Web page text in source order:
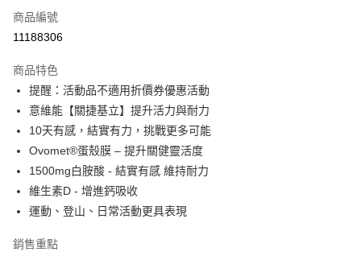
【「AFTEE先享後付」結帳流程】
２．訂單成立數日內，您將收到繳費通知簡訊。
３．收到繳費通知簡訊後14天內，點擊此簡訊中的連結，可透過四大超商／
ATM／網路銀行／等多元方式進行付款，方視為交易完成。
※ 請注意：結帳手續完成當下不需立刻繳費，但若您需要取消訂單，請聯絡
購買商品的店家。未經商家同意取消之訂單仍視為有效，需透過AFTEE先享
後付繳納相關費用。
※ 交易是否成功請以「AFTEE先享後付 」之結帳頁面顯示為準，若有關於
是否繳費成功／繳費後需取消欲退款等相關疑問，請聯繫「AFTEE先享後付
客戶支援中心」https://netprotections.freshdesk.com/support/home
易，需依本服務之必要範圍內提供個人資料，並將交易相關給付款項請求債
全家取貨付款
每筆NT$120，滿NT$499(含以上)免運費
每筆NT$120，滿NT$499(含以上)免運費
7-11取貨付款
每筆NT$120，滿NT$499(含以上)免運費
付款後7-11取貨
每筆NT$120，滿NT$499(含以上)免運費
宅配
每筆NT$120，滿NT$499(含以上)免運費
商品編號
11188306
商品特色
提醒：活動品不適用折價券優惠活動
意維能【關捷基立】提升活力與耐力
10天有感，結實有力，挑戰更多可能
Ovomet®蛋殼膜 – 提升關健靈活度
1500mg白胺酸 - 結實有感 維持耐力
維生素D - 增進鈣吸收
運動、登山、日常活動更具表現
銷售重點